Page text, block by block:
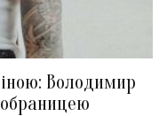
Володимир